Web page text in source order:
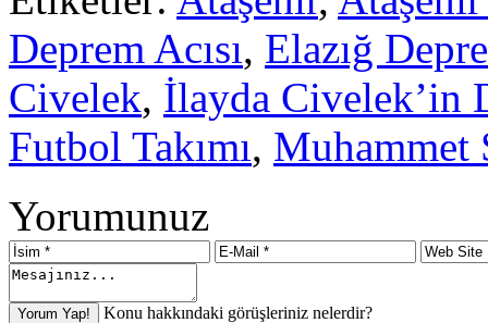
Deprem Acısı, Elazığ
Civelek, İlayda Civelek’in
Futbol Takımı, Muhammet
Yorumunuz
Konu hakkındaki görüşleriniz nelerdir?